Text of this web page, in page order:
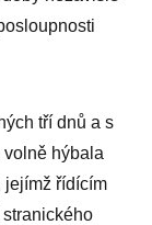
tří dnů a s
hýbala
jejímž řídícím